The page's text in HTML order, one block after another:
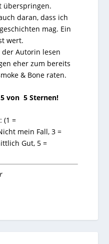
überspringen.
daran, dass ich
mag. Ein
wert.
Autorin lesen
eher zum bereits
& Bone raten.
von 5 Sternen!
(1 =
mein Fall,3 =
Gut, 5 =